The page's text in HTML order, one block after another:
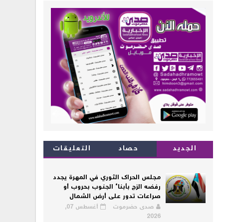
الجديد حصاد التعليقات
مجلس الحراك الثوري في المهرة يجدد
رفضه الزج بأبناء الجنوب بحروب أو
صراعات تدور على أرض الشمال
صدى حضرموت
أغسطس 07,
2026